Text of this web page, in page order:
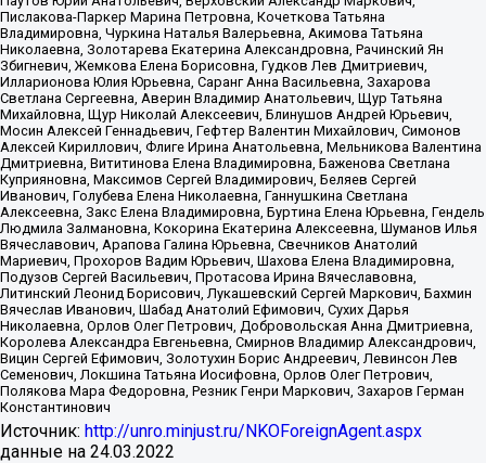
Пислакова-Паркер Марина Петровна, Кочеткова Татьяна
Владимировна, Чуркина Наталья Валерьевна, Акимова Татьяна
Николаевна, Золотарева Екатерина Александровна, Рачинский Ян
Збигневич, Жемкова Елена Борисовна, Гудков Лев Дмитриевич,
Илларионова Юлия Юрьевна, Саранг Анна Васильевна, Захарова
Светлана Сергеевна, Аверин Владимир Анатольевич, Щур Татьяна
Михайловна, Щур Николай Алексеевич, Блинушов Андрей Юрьевич,
Мосин Алексей Геннадьевич, Гефтер Валентин Михайлович, Симонов
Алексей Кириллович, Флиге Ирина Анатольевна, Мельникова Валентина
Дмитриевна, Вититинова Елена Владимировна, Баженова Светлана
Куприяновна, Максимов Сергей Владимирович, Беляев Сергей
Иванович, Голубева Елена Николаевна, Ганнушкина Светлана
Алексеевна, Закс Елена Владимировна, Буртина Елена Юрьевна, Гендель
Людмила Залмановна, Кокорина Екатерина Алексеевна, Шуманов Илья
Вячеславович, Арапова Галина Юрьевна, Свечников Анатолий
Мариевич, Прохоров Вадим Юрьевич, Шахова Елена Владимировна,
Подузов Сергей Васильевич, Протасова Ирина Вячеславовна,
Литинский Леонид Борисович, Лукашевский Сергей Маркович, Бахмин
Вячеслав Иванович, Шабад Анатолий Ефимович, Сухих Дарья
Николаевна, Орлов Олег Петрович, Добровольская Анна Дмитриевна,
Королева Александра Евгеньевна, Смирнов Владимир Александрович,
Вицин Сергей Ефимович, Золотухин Борис Андреевич, Левинсон Лев
Семенович, Локшина Татьяна Иосифовна, Орлов Олег Петрович,
Полякова Мара Федоровна, Резник Генри Маркович, Захаров Герман
Константинович
Источник: http://unro.minjust.ru/NKOForeignAgent.aspx
данные на 24.03.2022